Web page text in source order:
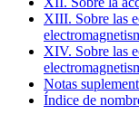
XIII. Sobre las
XIV. Sobre las
Notas
Índice de